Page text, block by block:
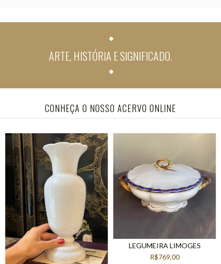
ARTE, HISTÓRIA E SIGNIFICADO.
CONHEÇA O NOSSO ACERVO ONLINE
LEGUMEIRA LIMOGES
R$769,00